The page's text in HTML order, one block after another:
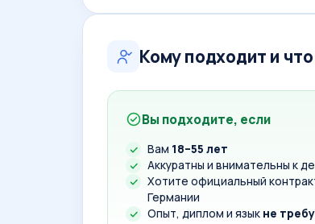
Кому подходит и
Вы подходите, если
Вам 18–55 лет
Аккуратны и внимательны к
Хотите официальный
Германии
Опыт, диплом и язык не